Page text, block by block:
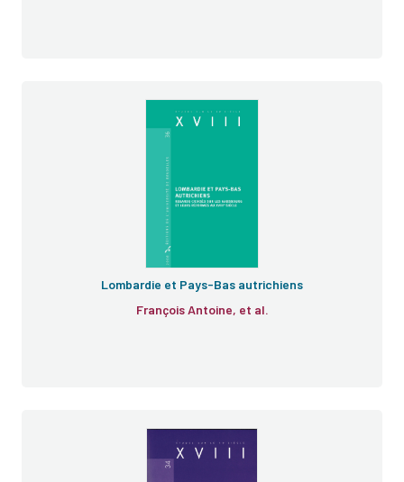
Lombardie et Pays-Bas autrichiens
François Antoine, et al.